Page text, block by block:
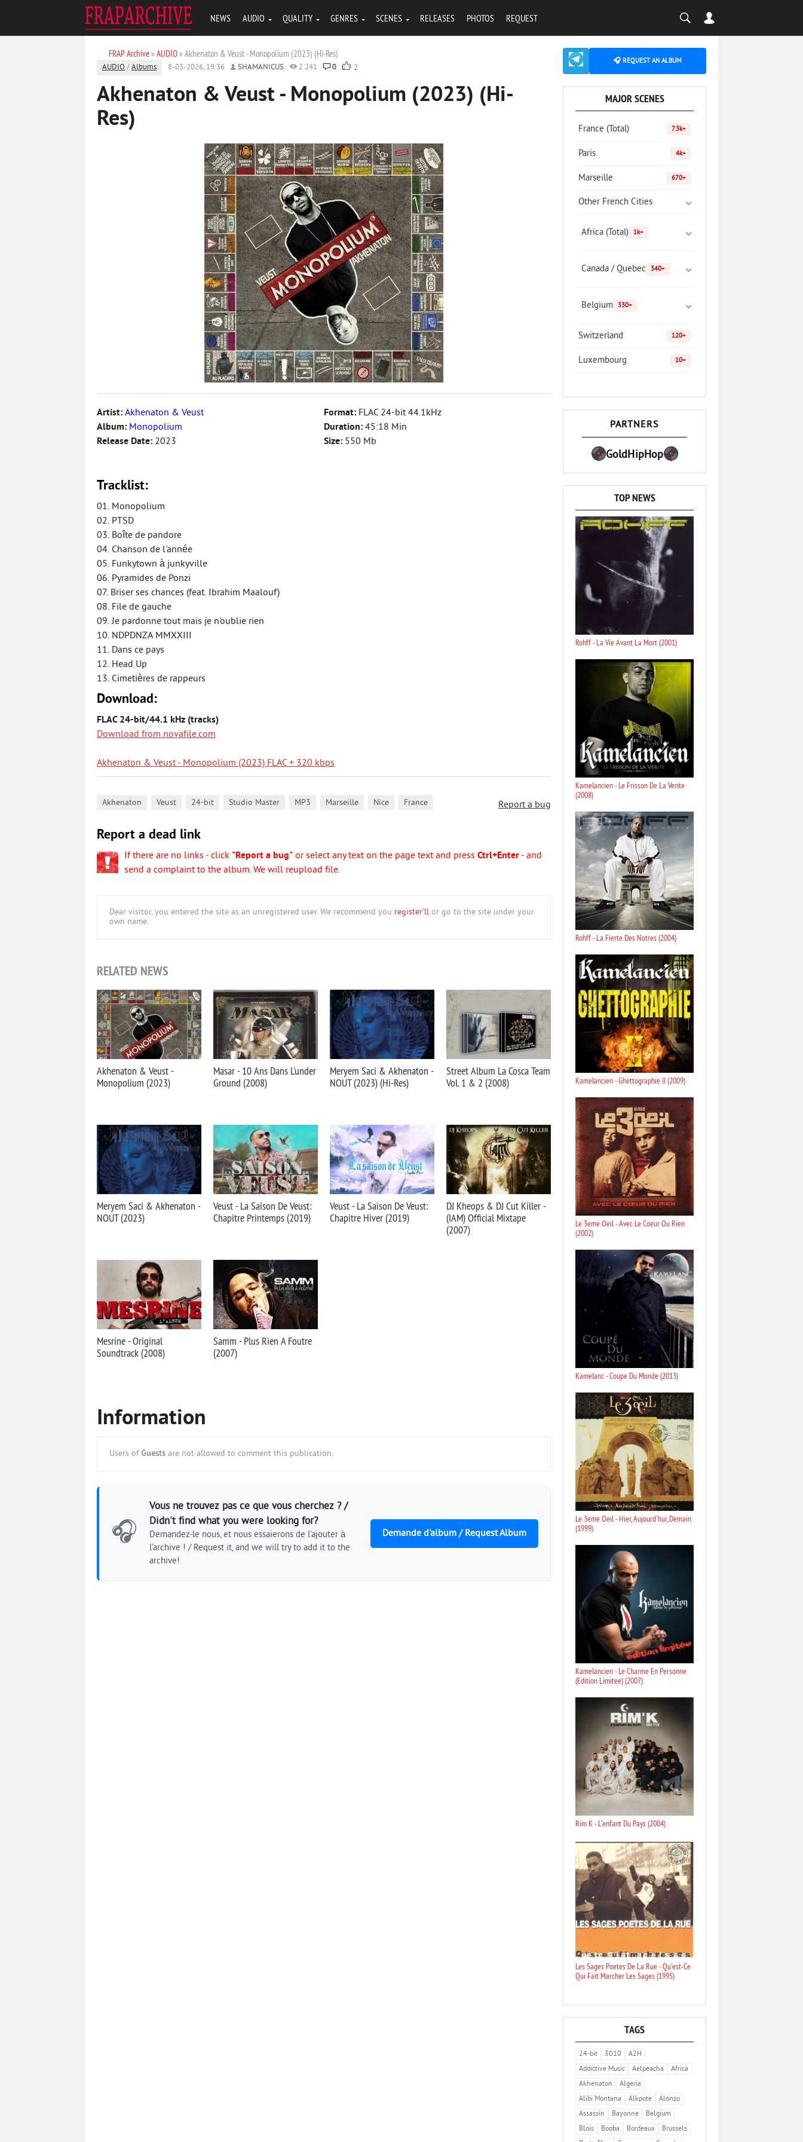
NEWS AUDIO QUALITY GENRES SCENES RELEASES PHOTOS REQUEST
FRAP Archive» AUDIO» Akhenaton & Veust - Monopolium (2023) (Hi-Res)
AUDIO /Albums 8-03-2026, 19:36 SHAMANICUS 2 241 0 2
Akhenaton & Veust - Monopolium (2023) (Hi-
Res)
Artist: Akhenaton & Veust
Album: Monopolium
Release Date: 2023
Format: FLAC 24-bit 44.1kHz
Duration: 45:18 Min
Size: 550 Mb
Tracklist:
01. Monopolium
02. PTSD
03. Boîte de pandore
04. Chanson de l'année
05. Funkytown à junkyville
06. Pyramides de Ponzi
07. Briser ses chances (feat. Ibrahim Maalouf)
08. File de gauche
09. Je pardonne tout mais je n'oublie rien
10. NDPDNZA MMXXIII
11. Dans ce pays
12. Head Up
13. Cimetières de rappeurs
Download:
FLAC 24-bit/44.1 kHz (tracks)
Download from novafile.com
Akhenaton & Veust - Monopolium (2023) FLAC + 320 kbps
Report a bug
Akhenaton Veust 24-bit Studio Master MP3 Marseille Nice France
Report a dead link
If there are no links - click "Report a bug" or select any text on the page text and press Ctrl+Enter - and
send a complaint to the album. We will reupload file.
Dear visitor, you entered the site as an unregistered user. We recommend you register'll or go to the site under your
own name.
RELATED NEWS
Akhenaton & Veust -
Monopolium (2023)
Masar - 10 Ans Dans L'under
Ground (2008)
Meryem Saci & Akhenaton -
NOUT (2023) (Hi-Res)
Street Album La Cosca Team
Vol. 1 & 2 (2008)
Meryem Saci & Akhenaton -
NOUT (2023)
Veust - La Saison De Veust:
Chapitre Printemps (2019)
Veust - La Saison De Veust:
Chapitre Hiver (2019)
DJ Kheops & DJ Cut Killer -
(IAM) Official Mixtape
(2007)
Mesrine - Original
Soundtrack (2008)
Samm - Plus Rien A Foutre
(2007)
Information
Users of Guests are not allowed to comment this publication.
🎧
Vous ne trouvez pas ce que vous cherchez ? /
Didn't find what you were looking for?
Demandez-le nous, et nous essaierons de l'ajouter à
l'archive ! / Request it, and we will try to add it to the
archive!
Demande d'album / Request Album
🎧 REQUEST AN ALBUM
MAJOR SCENES
France (Total) 7.3k+
Paris 4k+
Marseille 670+
Other French Cities
Africa (Total) 1k+
Canada / Quebec 340+
Belgium 330+
Switzerland 120+
Luxembourg 10+
PARTNERS
GoldHipHop
TOP NEWS
Rohff - La Vie Avant La Mort (2001)
Kamelancien - Le Frisson De La Verite
(2008)
Rohff - La Fierte Des Notres (2004)
Kamelancien - Ghettographie II (2009)
Le 3eme Oeil - Avec Le Coeur Ou Rien
(2002)
Kamelanc - Coupe Du Monde (2013)
Le 3eme Oeil - Hier, Aujourd'hui, Demain
(1999)
Kamelancien - Le Charme En Personne
(Edition Limitee) (2007)
Rim K - L'enfant Du Pays (2004)
Les Sages Poetes De La Rue - Qu'est-Ce
Qui Fait Marcher Les Sages (1995)
TAGS
24-bit 3010
A2H
Addictive Music
Aelpeacha
Africa
Akhenaton
Algeria
Alibi Montana
Alkpote
Alonzo
Assassin
Bayonne
Belgium
Blois
Booba Bordeaux
Brussels